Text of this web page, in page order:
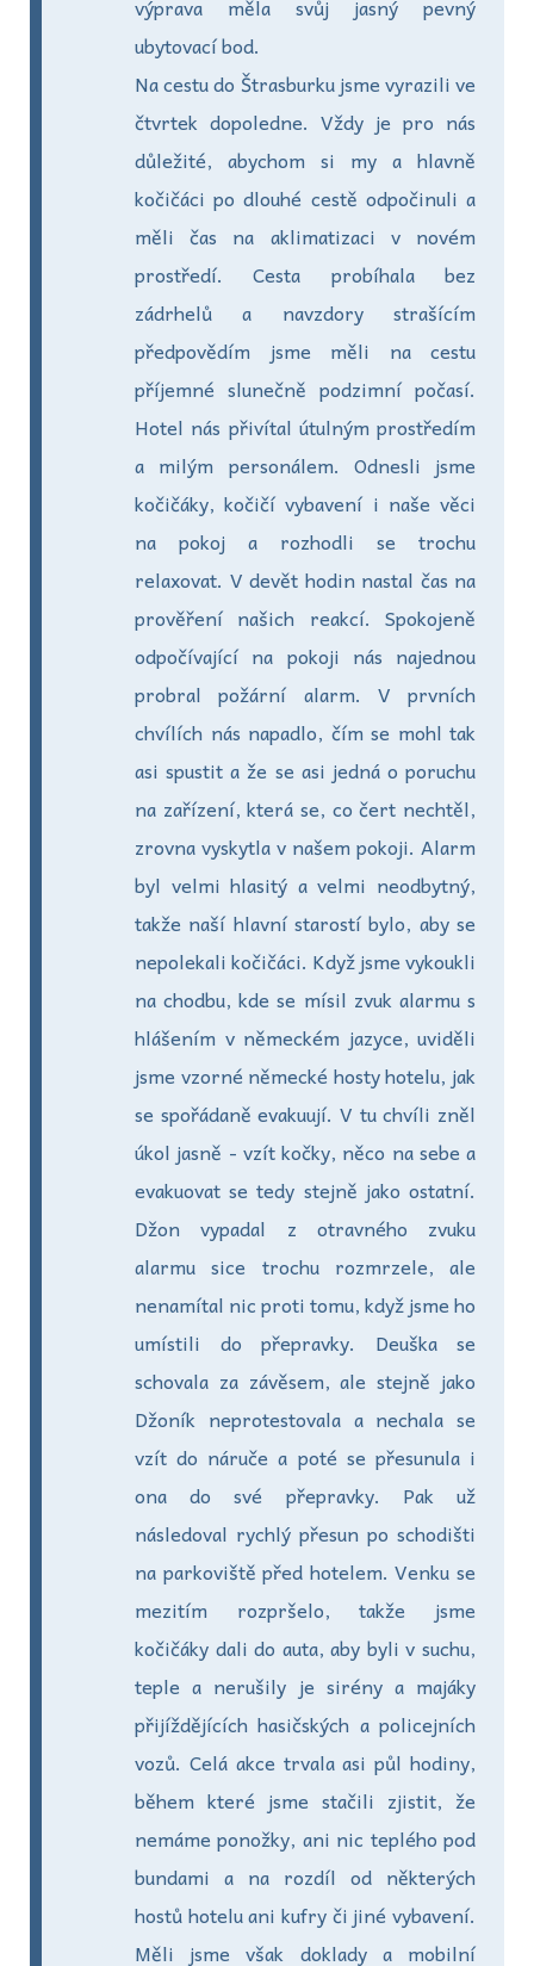
výprava měla svůj jasný pevný
ubytovací bod.
Na cestu do Štrasburku jsme vyrazili ve
čtvrtek dopoledne. Vždy je pro nás
důležité, abychom si my a hlavně
kočičáci po dlouhé cestě odpočinuli a
měli čas na aklimatizaci v novém
prostředí. Cesta probíhala bez
zádrhelů a navzdory strašícím
předpovědím jsme měli na cestu
příjemné slunečně podzimní počasí.
Hotel nás přivítal útulným prostředím
a milým personálem. Odnesli jsme
kočičáky, kočičí vybavení i naše věci
na pokoj a rozhodli se trochu
relaxovat. V devět hodin nastal čas na
prověření našich reakcí. Spokojeně
odpočívající na pokoji nás najednou
probral požární alarm. V prvních
chvílích nás napadlo, čím se mohl tak
asi spustit a že se asi jedná o poruchu
na zařízení, která se, co čert nechtěl,
zrovna vyskytla v našem pokoji. Alarm
byl velmi hlasitý a velmi neodbytný,
takže naší hlavní starostí bylo, aby se
nepolekali kočičáci. Když jsme vykoukli
na chodbu, kde se mísil zvuk alarmu s
hlášením v německém jazyce, uviděli
jsme vzorné německé hosty hotelu, jak
se spořádaně evakuují. V tu chvíli zněl
úkol jasně - vzít kočky, něco na sebe a
evakuovat se tedy stejně jako ostatní.
Džon vypadal z otravného zvuku
alarmu sice trochu rozmrzele, ale
nenamítal nic proti tomu, když jsme ho
umístili do přepravky. Deuška se
schovala za závěsem, ale stejně jako
Džoník neprotestovala a nechala se
vzít do náruče a poté se přesunula i
ona do své přepravky. Pak už
následoval rychlý přesun po schodišti
na parkoviště před hotelem. Venku se
mezitím rozpršelo, takže jsme
kočičáky dali do auta, aby byli v suchu,
teple a nerušily je sirény a majáky
přijíždějících hasičských a policejních
vozů. Celá akce trvala asi půl hodiny,
během které jsme stačili zjistit, že
nemáme ponožky, ani nic teplého pod
bundami a na rozdíl od některých
hostů hotelu ani kufry či jiné vybavení.
Měli jsme však doklady a mobilní